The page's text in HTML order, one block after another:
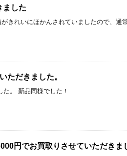
ました
きれいにほかんされていましたので、通
ただきました。
。 新品同様でした！
円でお買取りさせていただきま